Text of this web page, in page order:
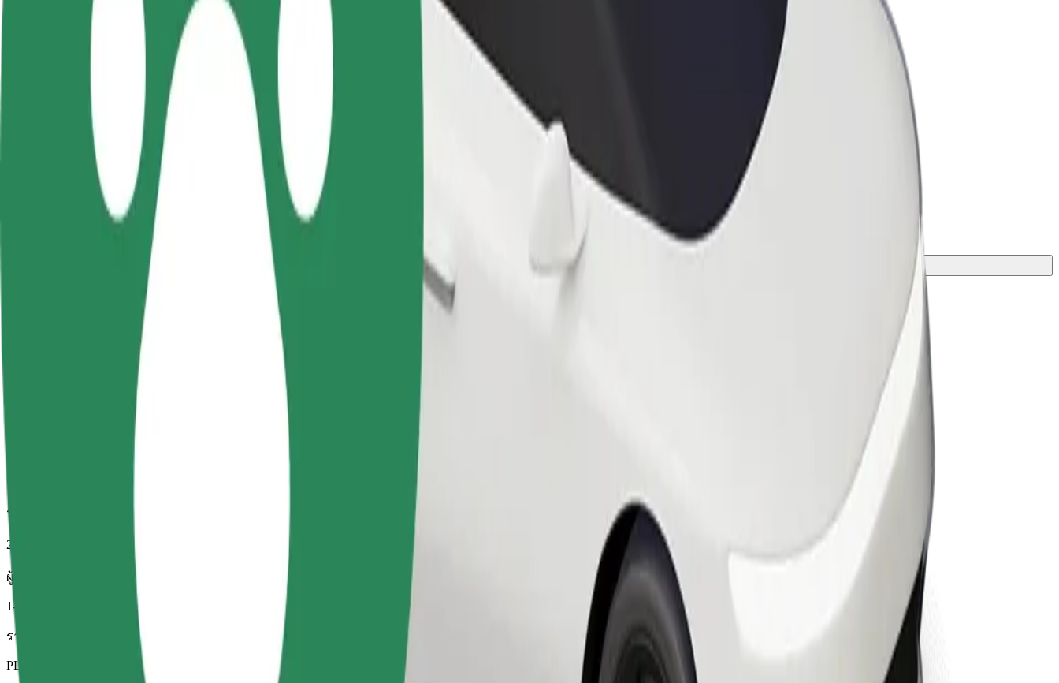
คำถามที่พบบ่อย
สมัครเป็นคนขับ
สร้างรายได้ในแบบ
สมัครเป็นคนส่งพัสดุ
ส่งอาหารและรับรายได้
ทุกสัปดาห์
เพิ่มร้านอาหารหรือร้านค้า
เพิ่มรายได้ด้วยการเข้าถึง
ลูกค้ามากขึ้น
ลงทะเบียนเป็นเจ้าของฟลีท
เพิ่มรายได้ด้วยการเพิ่มฟลีทของ
ผลิตภัณฑ์และบริการของ Bolt ที่มีการขยายขนาด
วิธีเดินทางจาก C.H. Manhattan ไปยัง Szpital Miejski
กำลังมองหาวิธีที่ดีที่สุดในการเดินทางจาก C.H. Manhattan ไปยัง Szpital Miejski อยู่ใช่ไหม มาดูบริการของเราและค้นหาเส้นทางที่ดีที่สุดสำหรับการเดินทางของคุณ
ดาวน์โหลดแอป
ความสะดวกสบายอยู่แค่ปลายนิ้วสัมผัส!
การเดินทางที่เชื่อถือได้ กับรถขนาดกลางสำหรับทุกวัน
7 นาที
ระยะทางโดยประมาณ
2.3 กม.
ผู้โดยสาร
1-4
ราคาโดยประมาณ
PLN 12.10